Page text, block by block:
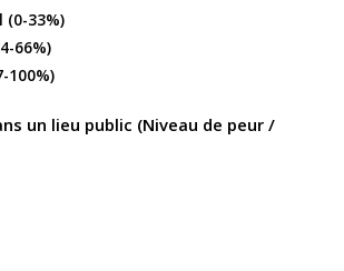
(0-33%)
66%)
100%)
un lieu public (Niveau de peur /